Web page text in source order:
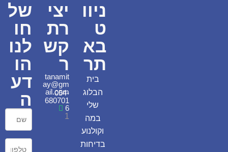
ניוו
ט
בא
תר
בית
הבלוג
שלי
במה
וקולנוע
בדיחות
יצי
רת
קש
ר
tanamit
ay@gm
ail.com
054-
680701
6
1
של
חו
לנו
הו
דע
ה